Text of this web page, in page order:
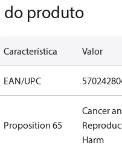
do produto
Característica Valor
EAN/UPC
Proposition 65
Cancer
Harm